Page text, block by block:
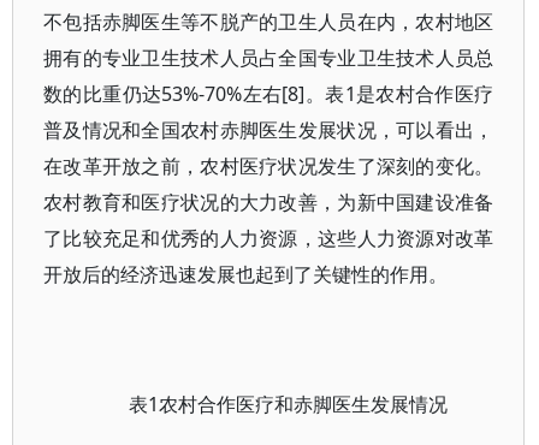
不包括赤脚医生等不脱产的卫生人员在内，农村地区
拥有的专业卫生技术人员占全国专业卫生技术人员总
数的比重仍达53%-70%左右[8]。表1是农村合作医疗
普及情况和全国农村赤脚医生发展状况，可以看出，
在改革开放之前，农村医疗状况发生了深刻的变化。
农村教育和医疗状况的大力改善，为新中国建设准备
了比较充足和优秀的人力资源，这些人力资源对改革
开放后的经济迅速发展也起到了关键性的作用。
表1农村合作医疗和赤脚医生发展情况